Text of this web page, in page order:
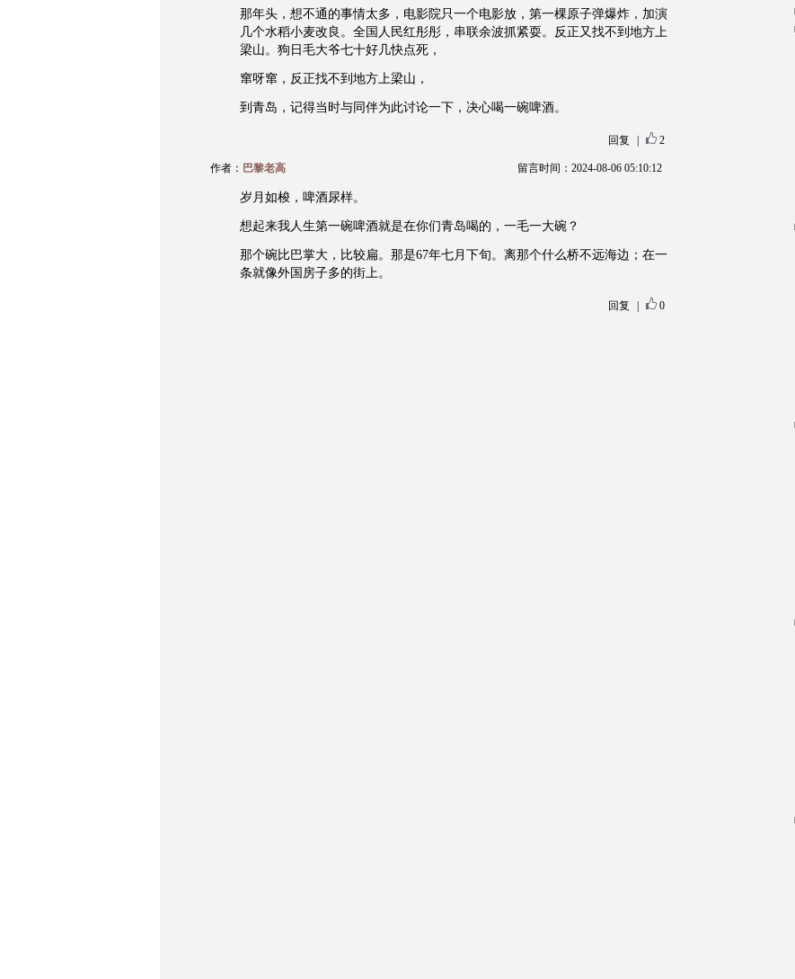
那年头，想不通的事情太多，电影院只一个电影放，第一棵原子弹爆炸，加演
几个水稻小麦改良。全国人民红彤彤，串联余波抓紧耍。反正又找不到地方上
梁山。狗日毛大爷七十好几快点死，
窜呀窜，反正找不到地方上梁山，
到青岛，记得当时与同伴为此讨论一下，决心喝一碗啤酒。
回复 2
作者： 巴黎老高 留言时间：2024-08-06 05:10:12
岁月如梭，啤酒尿样。
想起来我人生第一碗啤酒就是在你们青岛喝的，一毛一大碗？
那个碗比巴掌大，比较扁。那是67年七月下旬。离那个什么桥不远海边；在一
条就像外国房子多的街上。
回复 0